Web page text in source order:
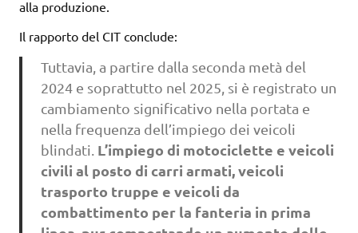
alla produzione.
Il rapporto del CIT conclude:
Tuttavia, a partire dalla seconda metà del
2024 e soprattutto nel 2025, si è registrato un
cambiamento significativo nella portata e
nella frequenza dell’impiego dei veicoli
blindati. L’impiego di motociclette e veicoli
civili al posto di carri armati, veicoli
trasporto truppe e veicoli da
combattimento per la fanteria in prima